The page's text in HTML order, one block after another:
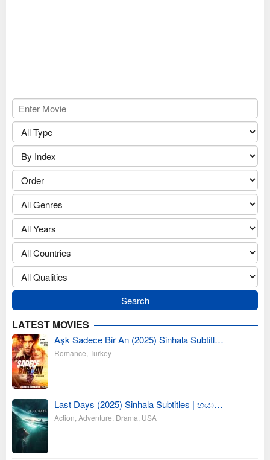
LATEST MOVIES
Aşk Sadece Bir An (2025) Sinhala Subtitl…
Romance Turkey
Last Days (2025) Sinhala Subtitles | භයා…
Action Adventure Drama USA